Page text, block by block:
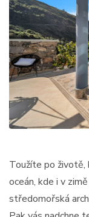
Toužíte po životě,
oceán, kde i v
středomořská